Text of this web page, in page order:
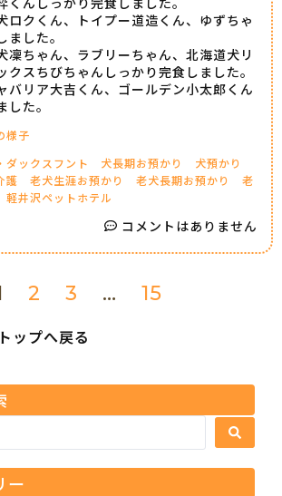
ロクくん、トイプー道造くん、ゆずちゃ
した。
凜ちゃん、ラブリーちゃん、北海道犬リ
クスちびちゃんしっかり完食しました。
バリア大吉くん、ゴールデン小太郎くん
た。
様子
ダックスフント 犬長期お預かり
犬預かり
護 老犬生涯お預かり 老犬長期お預かり
老
軽井沢ペットホテル
コメントはありません
2 3 … 15
ップへ戻る
ー